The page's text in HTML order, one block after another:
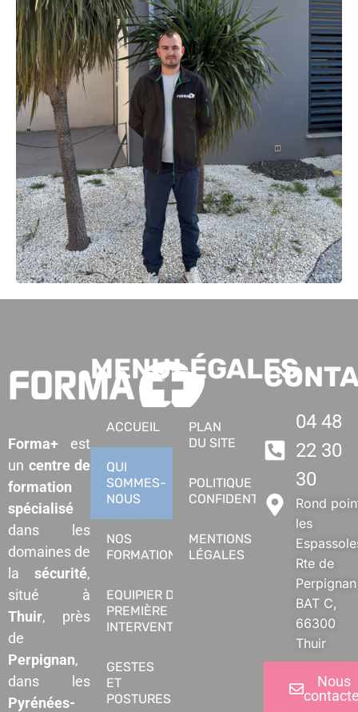
NICOLAS
SARRAZIN
Formateur indépendant
Forma+ est
un centre de
formation
spécialisé
dans les
domaines de
lasécurité,
situé à
Thuir, près
de
Perpignan,
dans les
Pyrénées-
MENU
ACCUEIL
QUI
SOMMES-
NOUS
NOS
FORMATIONS
EQUIPIER DE
PREMIÈRE
INTERVENTION
GESTES
ET
POSTURES
LÉGALES
PLAN
DU SITE
POLITIQUE DE
CONFIDENTIALITÉ
MENTIONS
LÉGALES
04 48
22 30
30
Rond
les
Rte de
Perpignan
BAT C,
66300
Thuir
Nous